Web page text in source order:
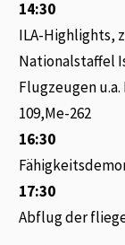
14:30
ILA-Highlights,
Nationalstaffel
Flugzeugen
109,Me-262
16:30
17:30
Abflug der